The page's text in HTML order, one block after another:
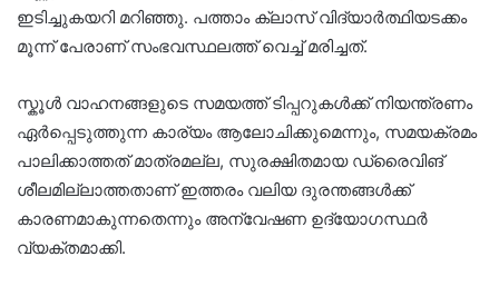
ഇടിച്ചുകയറി മറിഞ്ഞു. പത്താം ക്ലാസ് വിദ്യാർത്ഥിയടക്കം
മൂന്ന് പേരാണ് സംഭവസ്ഥലത്ത് വെച്ച് മരിച്ചത്.
സ്കൂൾ വാഹനങ്ങളുടെ സമയത്ത് ടിപ്പറുകൾക്ക് നിയന്ത്രണം
ഏർപ്പെടുത്തുന്ന കാര്യം ആലോചിക്കുമെന്നും, സമയക്രമം
പാലിക്കാത്തത് മാത്രമല്ല, സുരക്ഷിതമായ ഡ്രൈവിങ്
ശീലമില്ലാത്തതാണ് ഇത്തരം വലിയ ദുരന്തങ്ങൾക്ക്
കാരണമാകുന്നതെന്നും അന്വേഷണ ഉദ്യോഗസ്ഥർ
വ്യക്തമാക്കി.